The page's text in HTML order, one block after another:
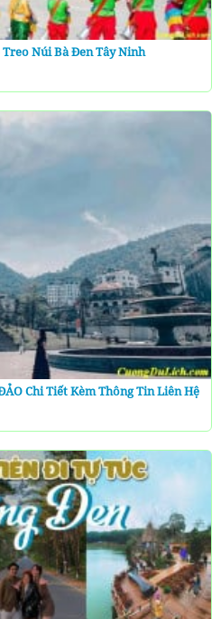
Núi Bà Đen Tây Ninh
Chi Tiết Kèm Thông Tin Liên Hệ